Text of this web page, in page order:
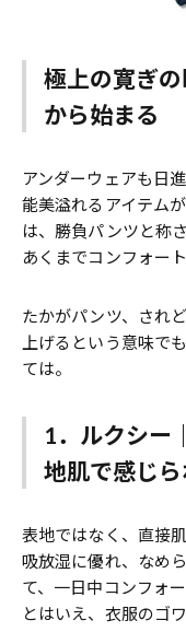
極上の寛ぎ
から始まる
アンダーウェアも日
能美溢れるアイテム
は、勝負パンツと称
あくまでコンフォー
たかがパンツ、され
上げるという意味で
ては。
1．ルクシー
地肌で感じ
表地ではなく、直接
吸放湿に優れ、なめ
て、一日中コンフォ
とはいえ、衣服のゴ